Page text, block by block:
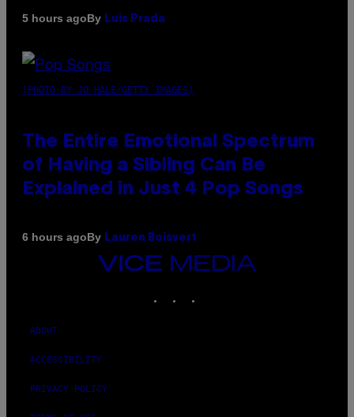
5 hours agoBy Luis Prada
(PHOTO BY JO HALE/GETTY IMAGES)
The Entire Emotional Spectrum
of Having a Sibling Can Be
Explained in Just 4 Pop Songs
6 hours agoBy Lauren Boisvert
VICE
MEDIA
ABOUT
ACCESSIBILITY
PRIVACY POLICY